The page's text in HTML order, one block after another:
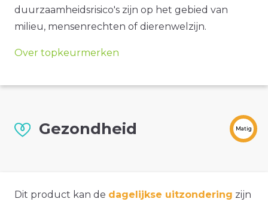
duurzaamheidsrisico's zijn op het gebied van
milieu, mensenrechten of dierenwelzijn.
Over topkeurmerken
Gezondheid Matig
Dit product kan de dagelijkse uitzondering zijn